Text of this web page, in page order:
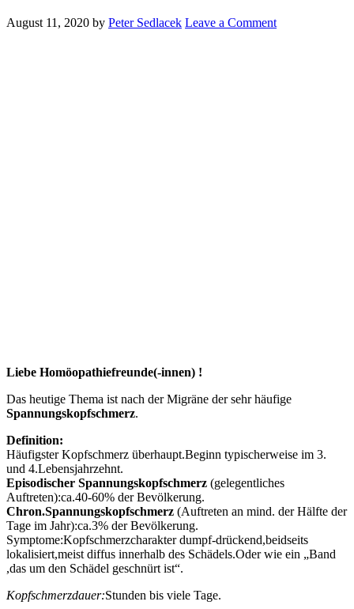
August 11, 2020 by Peter Sedlacek Leave a Comment
Liebe Homöopathiefreunde(-innen) !
Das heutige Thema ist nach der Migräne der sehr häufige
Spannungskopfschmerz.
Definition:
Häufigster Kopfschmerz überhaupt.Beginn typischerweise im 3.
und 4.Lebensjahrzehnt.
Episodischer Spannungskopfschmerz (gelegentliches
Auftreten):ca.40-60% der Bevölkerung.
Chron.Spannungskopfschmerz (Auftreten an mind. der Hälfte der
Tage im Jahr):ca.3% der Bevölkerung.
Symptome:Kopfschmerzcharakter dumpf-drückend,beidseits
lokalisiert,meist diffus innerhalb des Schädels.Oder wie ein „Band
,das um den Schädel geschnürt ist“.
Kopfschmerzdauer:Stunden bis viele Tage.